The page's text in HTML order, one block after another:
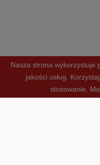
Nasza strona wykorzystuje
jakości usług.
stosowanie.